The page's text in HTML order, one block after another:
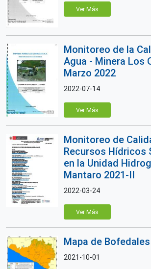
Ver Más
Monitoreo de la
Agua - Minera Los
Marzo 2022
2022-07-14
Ver Más
Monitoreo de
Recursos Hídricos
en la Unidad
Mantaro 2021-II
2022-03-24
Ver Más
Mapa de Bofedales
2021-10-01